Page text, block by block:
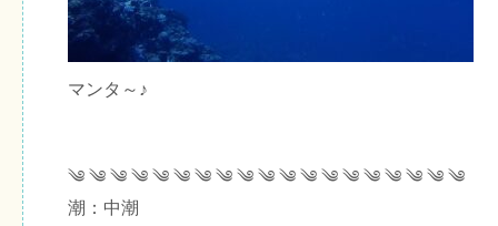
マンタ～♪
༄ ༄ ༄ ༄ ༄ ༄ ༄ ༄ ༄ ༄ ༄ ༄ ༄ ༄ ༄ ༄ ༄ ༄ ༄
潮：中潮